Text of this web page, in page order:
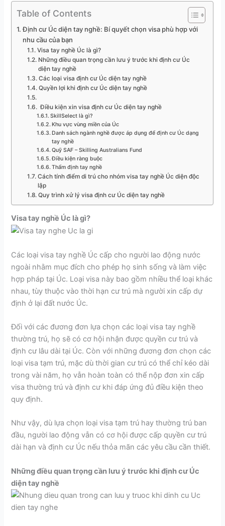
Table of Contents
Định cư Úc diện tay nghề: Bí quyết chọn visa phù hợp với
nhu cầu của bạn
Visa tay nghề Úc là gì?
Những điều quan trọng cần lưu ý trước khi định cư Úc
diện tay nghề
Các loại visa định cư Úc diện tay nghề
Quyền lợi khi định cư Úc diện tay nghề
Điều kiện xin visa định cư Úc diện tay nghề
SkillSelect là gì?
Khu vực vùng miền của Úc
Danh sách ngành nghề được áp dụng để định cư Úc dạng
tay nghề
Quỹ SAF – Skilling Australians Fund
Điều kiện ràng buộc
Thẩm định tay nghề
Cách tính điểm di trú cho nhóm visa tay nghề Úc diện độc
lập
Quy trình xử lý visa định cư Úc diện tay nghề
Visa tay nghề Úc là gì?
Các loại visa tay nghề Úc cấp cho người lao động nước
ngoài nhằm mục đích cho phép họ sinh sống và làm việc
hợp pháp tại Úc. Loại visa này bao gồm nhiều thể loại khác
nhau, tùy thuộc vào thời hạn cư trú mà người xin cấp dự
định ở lại đất nước Úc.
Đối với các đương đơn lựa chọn các loại visa tay nghề
thường trú, họ sẽ có cơ hội nhận được quyền cư trú và
định cư lâu dài tại Úc. Còn với những đương đơn chọn các
loại visa tạm trú, mặc dù thời gian cư trú có thể chỉ kéo dài
trong vài năm, họ vẫn hoàn toàn có thể nộp đơn xin cấp
visa thường trú và định cư khi đáp ứng đủ điều kiện theo
quy định.
Như vậy, dù lựa chọn loại visa tạm trú hay thường trú ban
đầu, người lao động vẫn có cơ hội được cấp quyền cư trú
dài hạn và định cư Úc nếu thỏa mãn các yêu cầu cần thiết.
Những điều quan trọng cần lưu ý trước khi định cư Úc
diện tay nghề